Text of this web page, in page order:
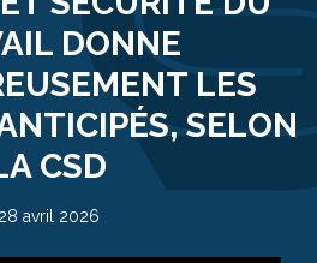
DONNE
LES
SELON
CSD
28 avril 2026